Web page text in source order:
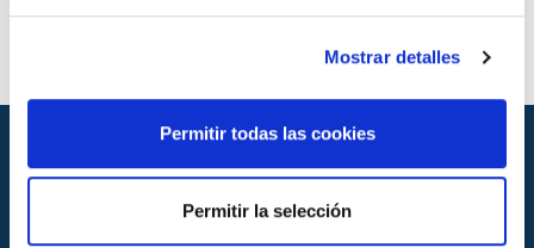
Mostrar detalles
Permitir todas las cookies
Permitir la selección